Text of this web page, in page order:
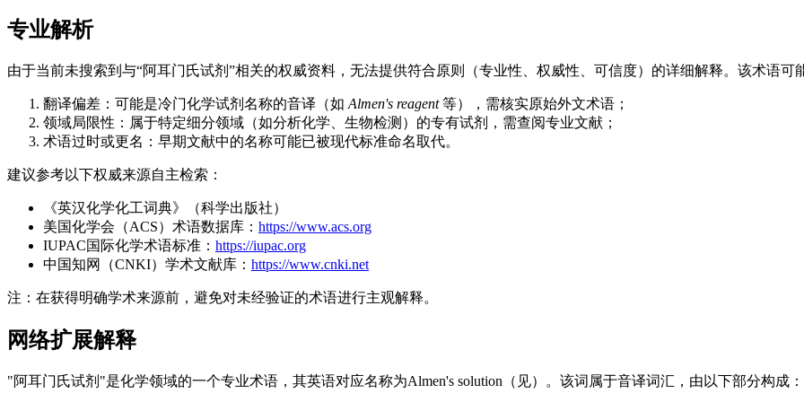
专业解析
由于当前未搜索到与“阿耳门氏试剂”相关的权威资料，无法提供符合原则（专业性、权威性、可信度）的详细解释。该术语可
翻译偏差：可能是冷门化学试剂名称的音译（如 Almen's reagent等），需核实原始外文术语；
领域局限性：属于特定细分领域（如分析化学、生物检测）的专有试剂，需查阅专业文献；
术语过时或更名：早期文献中的名称可能已被现代标准命名取代。
建议参考以下权威来源自主检索：
《英汉化学化工词典》（科学出版社）
美国化学会（ACS）术语数据库： https://www.acs.org
IUPAC国际化学术语标准： https://iupac.org
中国知网（CNKI）学术文献库： https://www.cnki.net
注：在获得明确学术来源前，避免对未经验证的术语进行主观解释。
网络扩展解释
"阿耳门氏试剂"是化学领域的一个专业术语，其英语对应名称为Almen's solution（见）。该词属于音译词汇，由以下部分构成：